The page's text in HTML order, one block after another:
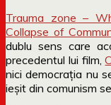
Trauma zone –
Collapse of
dublu sens care
precedentul lui film,
nici democrația nu
ieșit din comunism